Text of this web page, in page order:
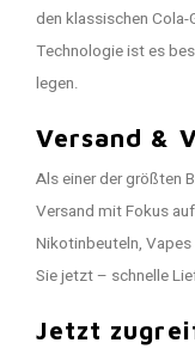
den klassischen
Technologie ist es
legen.
Versand &
Als einer der größten
Versand mit Fokus
Nikotinbeuteln,
Sie jetzt – schnelle
Jetzt